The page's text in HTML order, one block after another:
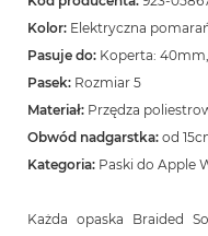
Kolor: Elektryczna
Pasuje do: Koperta:
Pasek: Rozmiar 5
Materiał: Przędza
Obwód nadgarstka: od
Kategoria: Paski do Apple
Każda opaska Braided